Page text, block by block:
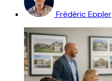
Frédéric Eppler